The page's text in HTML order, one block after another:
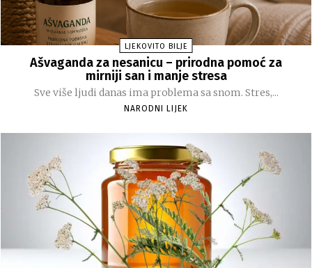
LJEKOVITO BILJE
Ašvaganda za nesanicu – prirodna pomoć za
mirniji san i manje stresa
Sve više ljudi danas ima problema sa snom. Stres,...
NARODNI LIJEK